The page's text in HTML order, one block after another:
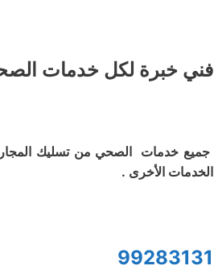
فني خبرة لكل خدمات
جميع خدمات الصحي من تسليك
الخدمات الأخرى .
99283131